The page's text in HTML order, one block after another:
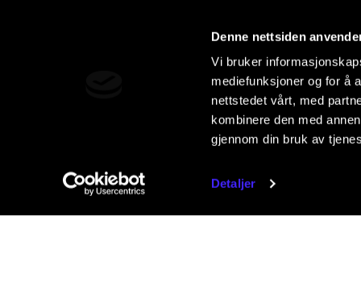
Denne nettsiden
Vi bruker
mediefunksjoner og for å
nettstedet vårt, med
kombinere den med
gjennom din bruk av
Detaljer